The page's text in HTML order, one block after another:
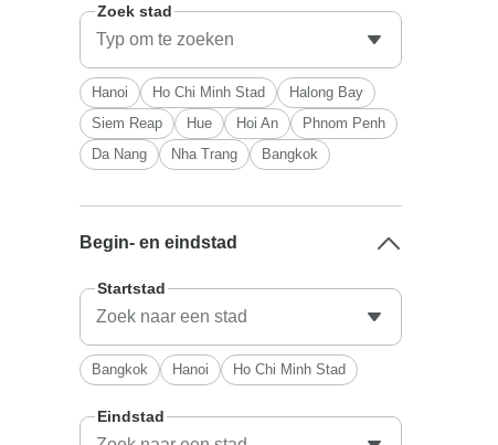
Zoek stad
Hanoi Ho Chi Minh Stad
Halong Bay
Siem Reap
Hue Hoi An
Phnom Penh
Da Nang
Nha Trang Bangkok
Begin- en eindstad
Startstad
Bangkok Hanoi Ho Chi Minh Stad
Eindstad